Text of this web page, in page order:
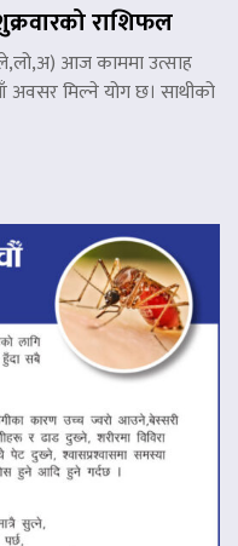
राशिफल
आज काममा उत्साह
अवसर मिल्ने योग छ। साथीको